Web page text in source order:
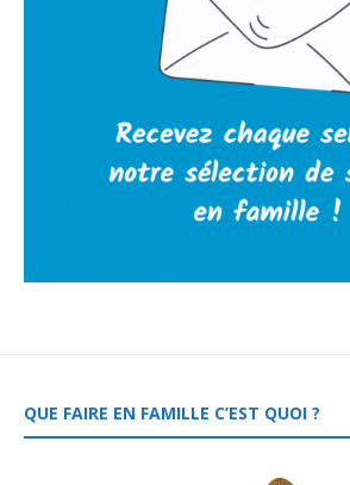
QUE FAIRE EN FAMILLE C’EST QUOI ?